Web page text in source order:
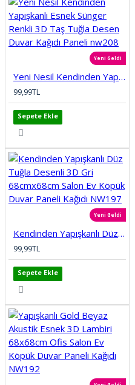
Yeni Geldi
Yeni Nesil Kendinden Yapışkanlı Esnek Sünger Renkli 3D Taş Tuğla Desen Duvar Kağıdı Paneli nw208
99,99TL
Sepete Ekle
Yeni Geldi
Kendinden Yapışkanlı Düz Tuğla Desenli 3D Gri 68cmx68cm Salon Ev Köpük Duvar Paneli Kağıdı NW197
99,99TL
Sepete Ekle